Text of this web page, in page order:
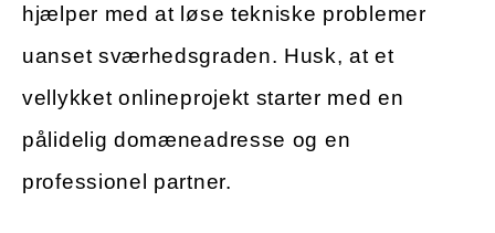
hjælper med at løse tekniske problemer
uanset sværhedsgraden. Husk, at et
vellykket onlineprojekt starter med en
pålidelig domæneadresse og en
professionel partner.